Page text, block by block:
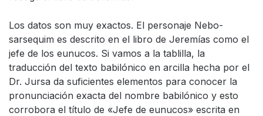
Los datos son muy exactos. El personaje Nebo-
sarsequim es descrito en el libro de Jeremías como el
jefe de los eunucos. Si vamos a la tablilla, la
traducción del texto babilónico en arcilla hecha por el
Dr. Jursa da suficientes elementos para conocer la
pronunciación exacta del nombre babilónico y esto
corrobora el título de «Jefe de eunucos» escrita en